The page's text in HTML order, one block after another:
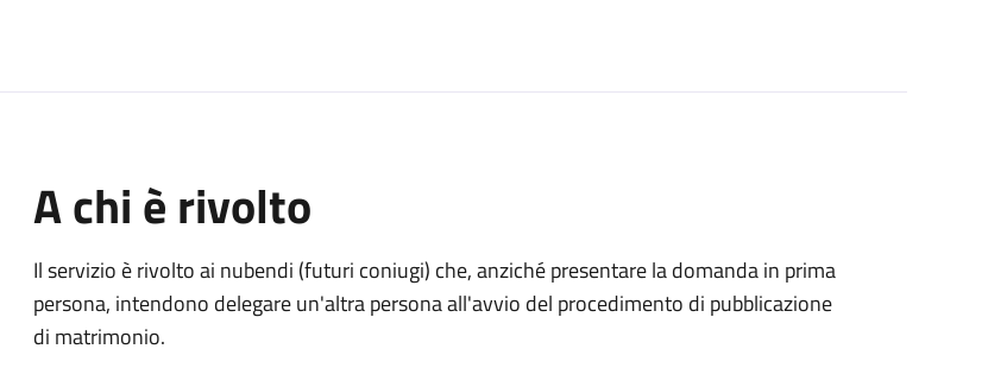
A chi è rivolto
Il servizio è rivolto ai nubendi (futuri coniugi) che, anziché presentare la domanda in prima
persona, intendono delegare un'altra persona all'avvio del procedimento di pubblicazione
di matrimonio.